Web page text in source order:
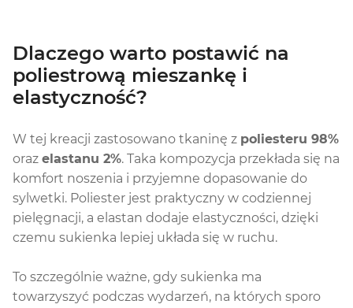
Dlaczego warto postawić na
poliestrową mieszankę i
elastyczność?
W tej kreacji zastosowano tkaninę z poliesteru 98%
oraz elastanu 2%. Taka kompozycja przekłada się na
komfort noszenia i przyjemne dopasowanie do
sylwetki. Poliester jest praktyczny w codziennej
pielęgnacji, a elastan dodaje elastyczności, dzięki
czemu sukienka lepiej układa się w ruchu.
To szczególnie ważne, gdy sukienka ma
towarzyszyć podczas wydarzeń, na których sporo